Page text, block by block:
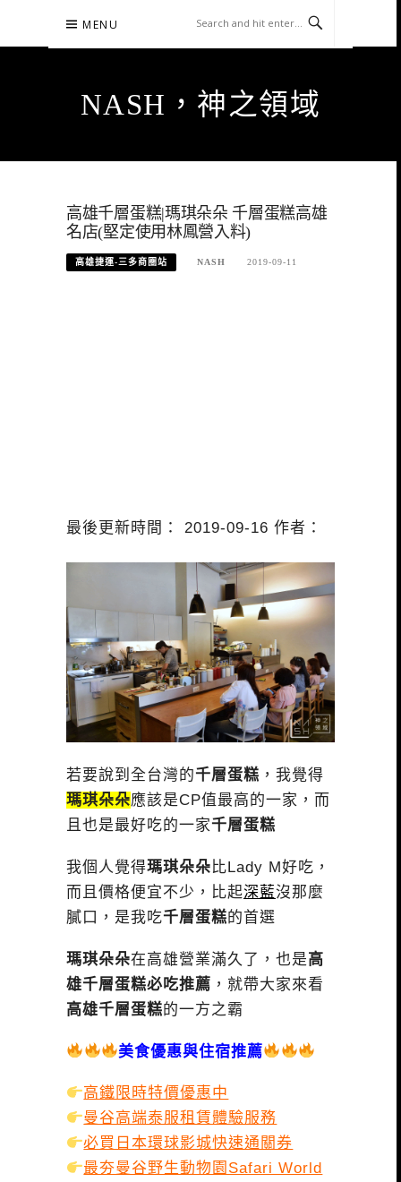
content
MENU
NASH，神之領域
高雄千層蛋糕|瑪琪朵朵 千層蛋糕高雄
名店(堅定使用林鳳營入料)
高雄捷運-三多商圈站 NASH 2019-09-11
最後更新時間： 2019-09-16 作者：
若要說到全台灣的千層蛋糕 ，我覺得
瑪琪朵朵應該是CP值最高的一家，而
且也是最好吃的一家千層蛋糕
我個人覺得瑪琪朵朵比Lady M好吃，
而且價格便宜不少，比起深藍沒那麼
膩口，是我吃千層蛋糕的首選
瑪琪朵朵在高雄營業滿久了，也是高
雄千層蛋糕必吃推薦 ，就帶大家來看
高雄千層蛋糕的一方之霸
美食優惠與住宿推薦
高鐵限時特價優惠中
曼谷高端泰服租賃體驗服務
必買日本環球影城快速通關券
最夯曼谷野生動物園Safari World